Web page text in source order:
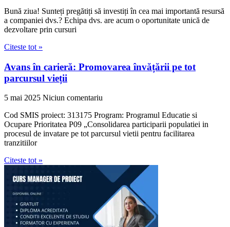
Bună ziua! Sunteți pregătiți să investiți în cea mai importantă resursă
a companiei dvs.? Echipa dvs. are acum o oportunitate unică de
dezvoltare prin cursuri
Citeste tot »
Avans în carieră: Promovarea învățării pe tot
parcursul vieții
5 mai 2025 Niciun comentariu
Cod SMIS proiect: 313175 Program: Programul Educatie si
Ocupare Prioritatea P09 „Consolidarea participarii populatiei in
procesul de invatare pe tot parcursul vietii pentru facilitarea
tranzitiilor
Citeste tot »